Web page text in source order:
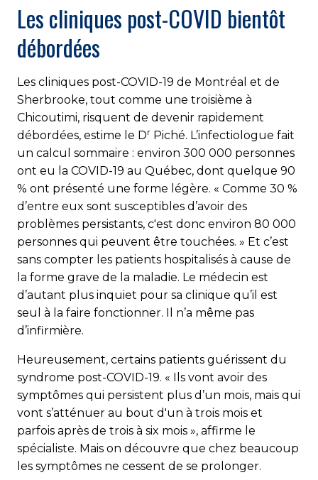
Les cliniques post-COVID bientôt
débordées
Les cliniques post-COVID-19 de Montréal et de
Sherbrooke, tout comme une troisième à
Chicoutimi, risquent de devenir rapidement
débordées, estime le Dr Piché. L’infectiologue fait
un calcul sommaire : environ 300 000 personnes
ont eu la COVID-19 au Québec, dont quelque 90
% ont présenté une forme légère. « Comme 30 %
d’entre eux sont susceptibles d’avoir des
problèmes persistants, c'est donc environ 80 000
personnes qui peuvent être touchées. » Et c’est
sans compter les patients hospitalisés à cause de
la forme grave de la maladie. Le médecin est
d’autant plus inquiet pour sa clinique qu’il est
seul à la faire fonctionner. Il n’a même pas
d’infirmière.
Heureusement, certains patients guérissent du
syndrome post-COVID-19. « Ils vont avoir des
symptômes qui persistent plus d’un mois, mais qui
vont s’atténuer au bout d'un à trois mois et
parfois après de trois à six mois », affirme le
spécialiste. Mais on découvre que chez beaucoup
les symptômes ne cessent de se prolonger.